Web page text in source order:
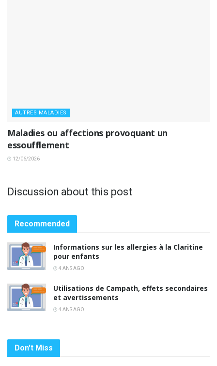
AUTRES MALADIES
Maladies ou affections provoquant un
essoufflement
12/06/2026
Discussion about this post
Recommended
Informations sur les allergies à la Claritine
pour enfants
4 ANS AGO
Utilisations de Campath, effets secondaires
et avertissements
4 ANS AGO
Don't Miss